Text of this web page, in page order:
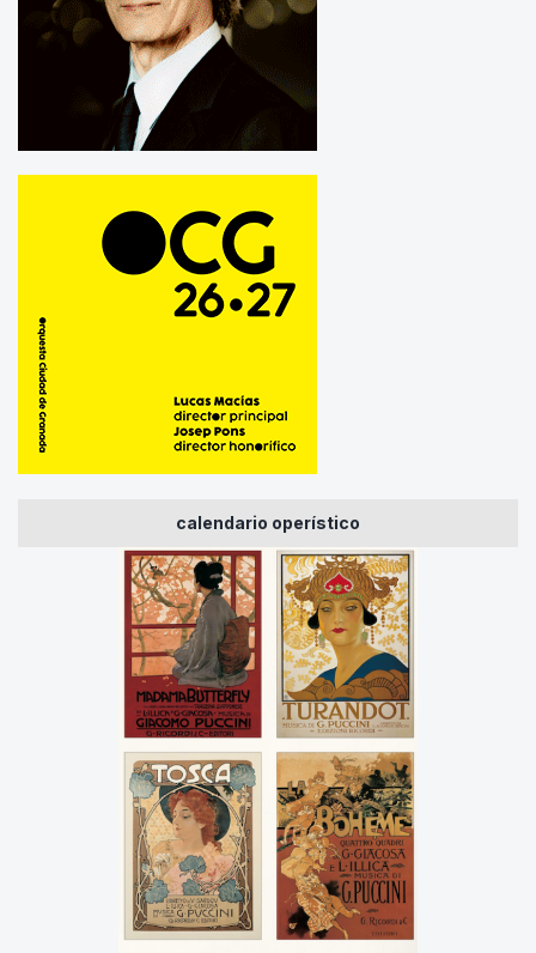
calendario operístico